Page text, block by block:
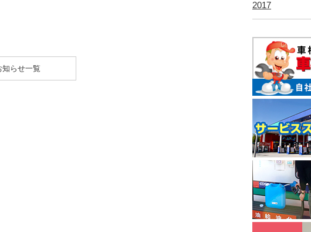
知らせ一覧
2017